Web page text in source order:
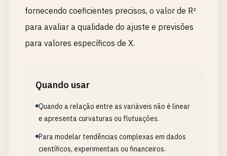
fornecendo coeficientes precisos, o valor de R²
para avaliar a qualidade do ajuste e previsões
para valores específicos de X.
Quando usar
Quando a relação entre as variáveis não é linear
e apresenta curvaturas ou flutuações.
Para modelar tendências complexas em dados
científicos, experimentais ou financeiros.